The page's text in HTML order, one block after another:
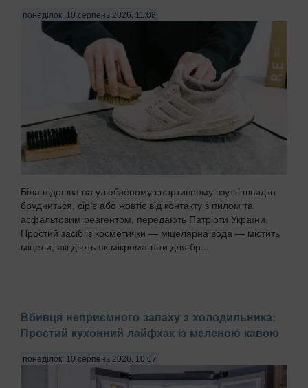
понеділок, 10 серпень 2026, 11:08
Біла підошва на улюбленому спортивному взутті швидко
брудниться, сіріє або жовтіє від контакту з пилом та
асфальтовим реагентом, передають Патріоти України.
Простий засіб із косметички — міцелярна вода — містить
міцели, які діють як мікромагніти для бр...
Вбивця неприємного запаху з холодильника:
Простий кухонний лайфхак із меленою кавою
понеділок, 10 серпень 2026, 10:07